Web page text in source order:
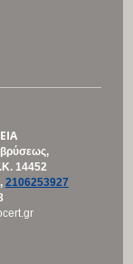
. 14452
, 2106253927